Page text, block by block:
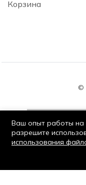
Корзина
©
Ваш опыт работы на
разрешите
использования